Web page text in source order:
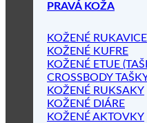
PRAVÁ KOŽA
KOŽENÉ RUKAVICE
KOŽENÉ KUFRE
KOŽENÉ ETUE
CROSSBODY
KOŽENÉ RUKSAKY
KOŽENÉ DIÁRE
KOŽENÉ AKTOVKY